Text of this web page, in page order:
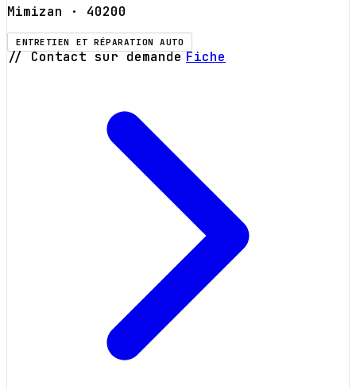
Mimizan · 40200
ENTRETIEN ET RÉPARATION AUTO
// Contact sur demande Fiche